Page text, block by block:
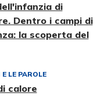
di
Dentro i campi di
la scoperta del
LE PAROLE
calore